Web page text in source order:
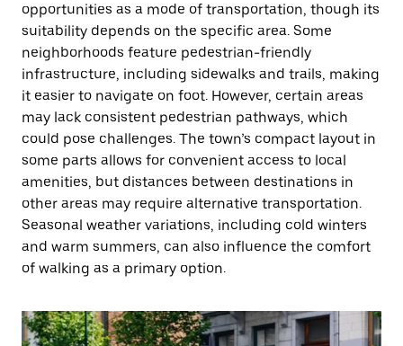
opportunities as a mode of transportation, though its
suitability depends on the specific area. Some
neighborhoods feature pedestrian-friendly
infrastructure, including sidewalks and trails, making
it easier to navigate on foot. However, certain areas
may lack consistent pedestrian pathways, which
could pose challenges. The town’s compact layout in
some parts allows for convenient access to local
amenities, but distances between destinations in
other areas may require alternative transportation.
Seasonal weather variations, including cold winters
and warm summers, can also influence the comfort
of walking as a primary option.